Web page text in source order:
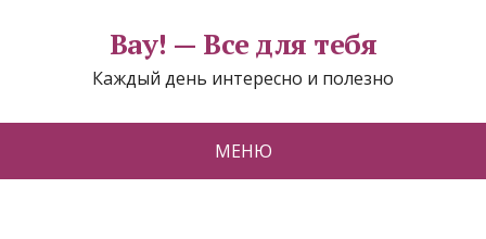
Вау! — Все для тебя
Каждый день интересно и полезно
МЕНЮ